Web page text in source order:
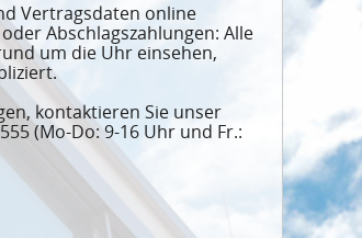
Vertragsdaten online
Abschlagszahlungen: Alle
um die Uhr einsehen,
kontaktieren Sie unser
(Mo-Do: 9-16 Uhr und Fr.: